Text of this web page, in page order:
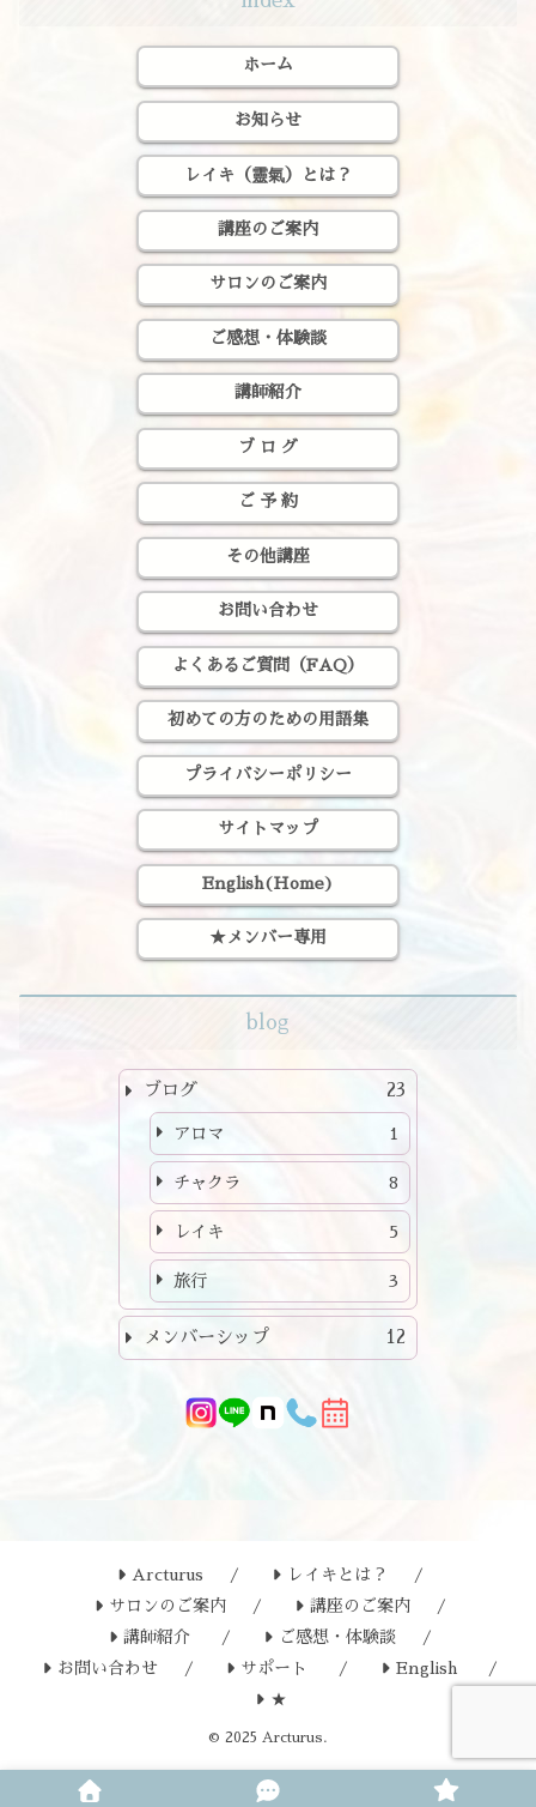
ホーム
お知らせ
レイキ（靈氣）とは？
講座のご案内
サロンのご案内
ご感想・体験談
講師紹介
ブ ロ グ
ご 予 約
その他講座
お問い合わせ
よくあるご質問（FAQ）
初めての方のための用語集
プライバシーポリシー
サイトマップ
English(Home)
★メンバー専用
blog
ブログ 23
アロマ 1
チャクラ 8
レイキ 5
旅行 3
メンバーシップ 12
Arcturus
レイキとは？
サロンのご案内
講座のご案内
講師紹介
ご感想・体験談
お問い合わせ
サポート
English
★
© 2025 Arcturus.